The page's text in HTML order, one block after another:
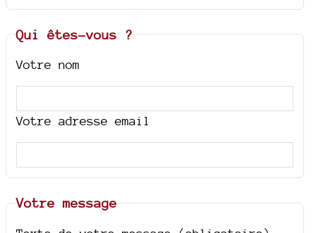
Qui êtes-vous ?
Votre nom
Votre adresse email
Votre message